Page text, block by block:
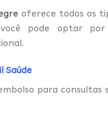
oferece todos os
pode optar por
Saúde
para consultas